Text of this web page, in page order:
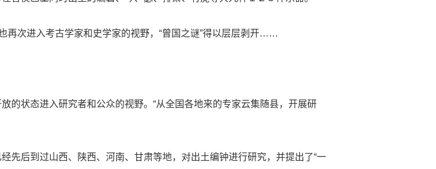
再次进入考古学家和史学家的视野，“曾国之谜”得以层层剥开……
的状态进入研究者和公众的视野。“从全国各地来的专家云集随县，开展研
先后到过山西、陕西、河南、甘肃等地，对出土编钟进行研究，并提出了“一